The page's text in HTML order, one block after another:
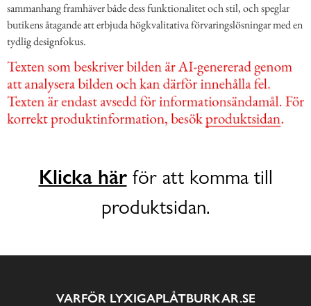
sammanhang framhäver både dess funktionalitet och stil, och speglar
butikens åtagande att erbjuda högkvalitativa förvaringslösningar med en
tydlig designfokus.
Klicka härför att komma till
produktsidan.
VARFÖR LYXIGAPLÅTBURKAR.SE